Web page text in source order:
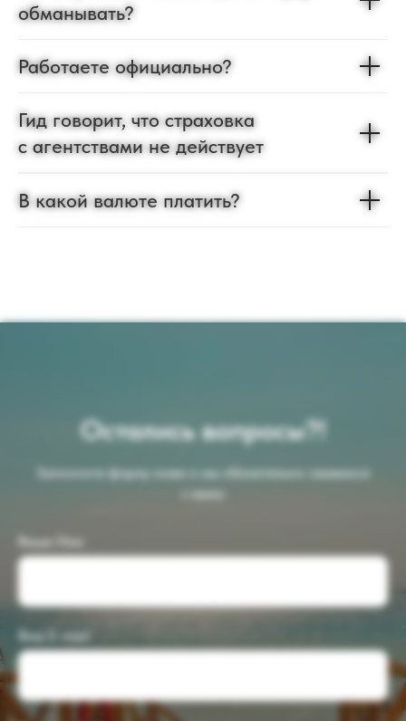
обманывать?
Работаете официально?
Гид говорит, что страховка
с агентствами не действует
В какой валюте платить?
Остались вопросы?!
Заполните форму ниже и мы обязательно свяжемся
с вами
Ваше Имя
Ваш E-mail